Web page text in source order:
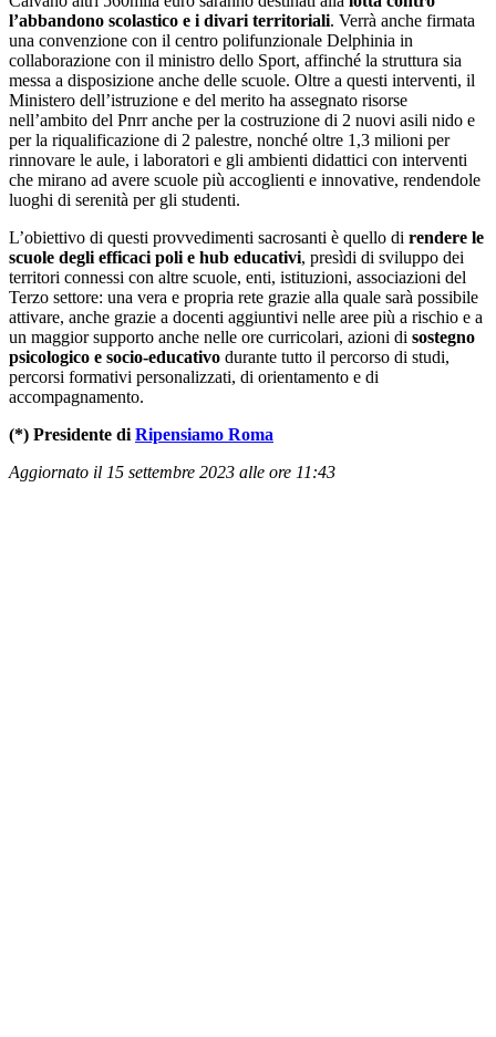
l’abbandono scolastico e i divari territoriali. Verrà anche firmata
una convenzione con il centro polifunzionale Delphinia in
collaborazione con il ministro dello Sport, affinché la struttura sia
messa a disposizione anche delle scuole. Oltre a questi interventi, il
Ministero dell’istruzione e del merito ha assegnato risorse
nell’ambito del Pnrr anche per la costruzione di 2 nuovi asili nido e
per la riqualificazione di 2 palestre, nonché oltre 1,3 milioni per
rinnovare le aule, i laboratori e gli ambienti didattici con interventi
che mirano ad avere scuole più accoglienti e innovative, rendendole
luoghi di serenità per gli studenti.
L’obiettivo di questi provvedimenti sacrosanti è quello di rendere le
scuole degli efficaci poli e hub educativi, presìdi di sviluppo dei
territori connessi con altre scuole, enti, istituzioni, associazioni del
Terzo settore: una vera e propria rete grazie alla quale sarà possibile
attivare, anche grazie a docenti aggiuntivi nelle aree più a rischio e a
un maggior supporto anche nelle ore curricolari, azioni di sostegno
psicologico e socio-educativo durante tutto il percorso di studi,
percorsi formativi personalizzati, di orientamento e di
accompagnamento.
(*) Presidente di Ripensiamo Roma
Aggiornato il 15 settembre 2023 alle ore 11:43